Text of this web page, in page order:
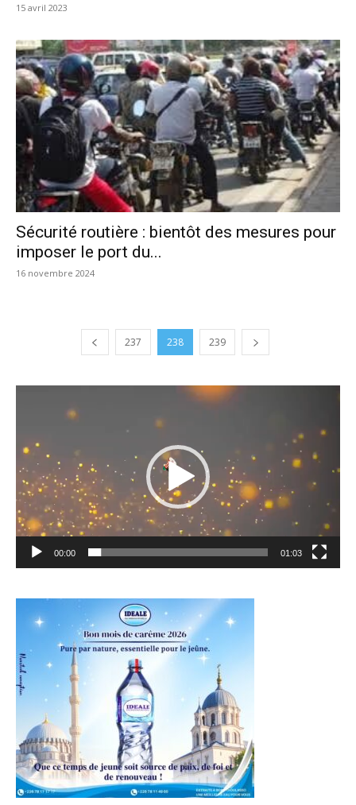
15 avril 2023
Sécurité routière : bientôt des mesures pour
imposer le port du...
16 novembre 2024
237 238 239
00:00 01:03